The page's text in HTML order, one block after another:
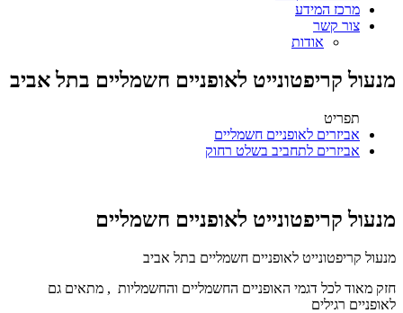
מרכז המידע
צור קשר
אודות
מנעול קריפטונייט לאופניים חשמליים בתל אביב
תפריט
אביזרים לאופניים חשמליים
אביזרים לתחביב בשלט רחוק
מנעול קריפטונייט לאופניים חשמליים
מנעול קריפטונייט לאופניים חשמליים בתל אביב
חזק מאוד לכל דגמי האופניים החשמליים והחשמליות , מתאים גם
לאופניים רגילים